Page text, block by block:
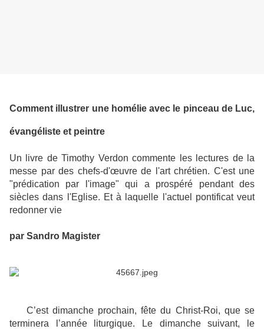
Comment illustrer une homélie avec le pinceau de Luc,
évangéliste et peintre
Un livre de Timothy Verdon commente les lectures de la
messe par des chefs-d'œuvre de l'art chrétien. C'est une
"prédication par l'image" qui a prospéré pendant des
siècles dans l'Eglise. Et à laquelle l'actuel pontificat veut
redonner vie
par Sandro Magister
C’est dimanche prochain, fête du Christ-Roi, que se
terminera l’année liturgique. Le dimanche suivant, le